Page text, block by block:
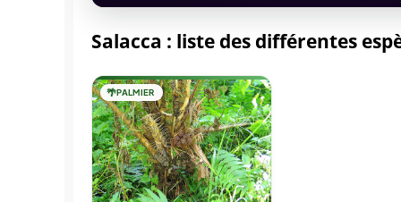
Salacca : liste des différentes
🌴PALMIER